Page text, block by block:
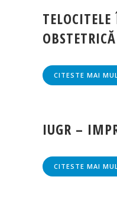
CITESTE MAI
IUGR –
CITESTE MAI